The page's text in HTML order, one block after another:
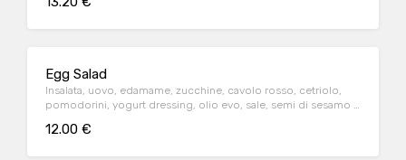
Egg Salad
Insalata, uovo, edamame, zucchine, cavolo rosso, cetriolo,
pomodorini, yogurt dressing, olio evo, sale, semi di sesamo e
12.00 €